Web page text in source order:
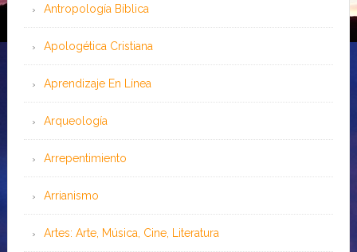
Antropología Bíblica
Apologética Cristiana
Aprendizaje En Línea
Arqueología
Arrepentimiento
Arrianismo
Artes: Arte, Música, Cine, Literatura